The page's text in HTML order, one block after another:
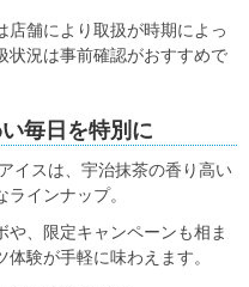
店舗により取扱が時期によっ
状況は事前確認がおすすめで
毎日を特別に
イスは、宇治抹茶の香り高い
インナップ。
や、限定キャンペーンも相ま
験が手軽に味わえます。